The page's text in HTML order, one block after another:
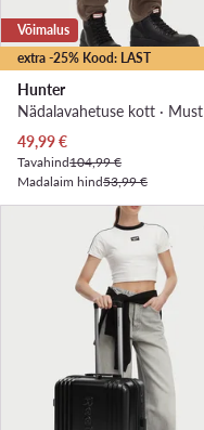
extra -25% Kood: LAST
Võimalus
Hunter
Nädalavahetuse kott · Must
Praegune hind
49,99€
Tavahind104,99 €
Madalaim hind53,99 €